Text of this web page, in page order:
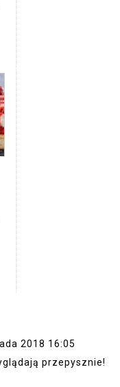
2018 16:05
przepysznie!